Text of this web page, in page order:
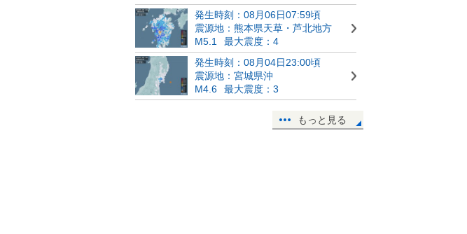
発生時刻：08月06日07:59頃
震源地：熊本県天草・芦北地方
M5.1
最大震度：4
発生時刻：08月04日23:00頃
震源地：宮城県沖
M4.6
最大震度：3
もっと見る